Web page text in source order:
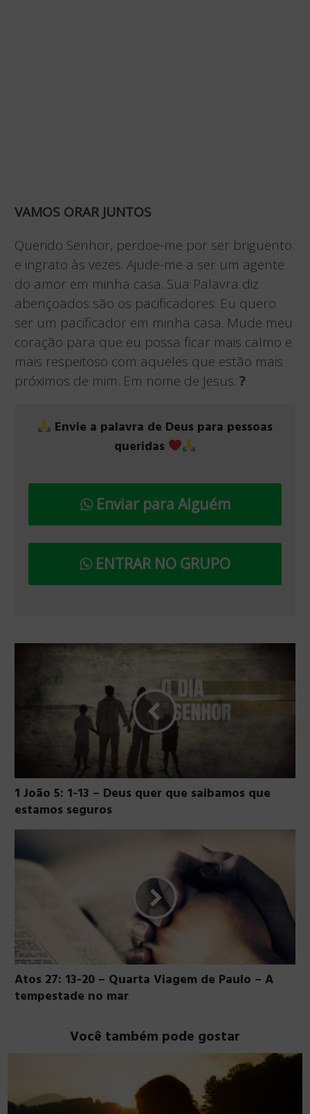
VAMOS ORAR JUNTOS
Querido Senhor, perdoe-me por ser briguento
e ingrato às vezes. Ajude-me a ser um agente
do amor em minha casa. Sua Palavra diz
abençoados são os pacificadores. Eu quero
ser um pacificador em minha casa. Mude meu
coração para que eu possa ficar mais calmo e
mais respeitoso com aqueles que estão mais
próximos de mim. Em nome de Jesus.?
Envie a palavra de Deus para pessoas
queridas
Enviar para Alguém
ENTRAR NO GRUPO
1 João 5: 1-13 – Deus quer que saibamos que
estamos seguros
Atos 27: 13-20 – Quarta Viagem de Paulo – A
tempestade no mar
Você também pode gostar